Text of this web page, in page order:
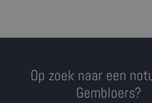
Op zoek naar een
Gembloers?